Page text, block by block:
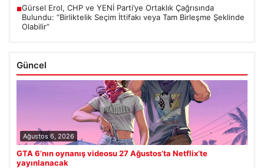
■Gürsel Erol, CHP ve YENİ Parti’ye Ortaklık Çağrısında
Bulundu: “Birliktelik Seçim İttifakı veya Tam Birleşme Şeklinde
Olabilir”
Güncel
Ağustos 6, 2026
GTA 6’nın oynanış videosu 27 Ağustos’ta Netflix’te
yayınlanacak